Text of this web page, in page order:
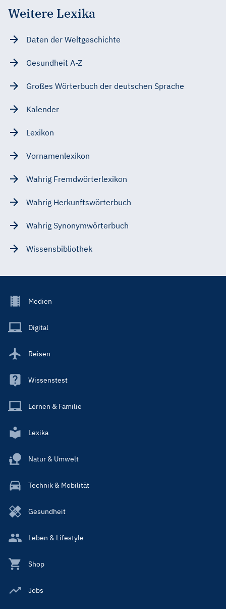
Weitere Lexika
Daten der Weltgeschichte
Gesundheit A-Z
Großes Wörterbuch der deutschen Sprache
Kalender
Lexikon
Vornamenlexikon
Wahrig Fremdwörterlexikon
Wahrig Herkunftswörterbuch
Wahrig Synonymwörterbuch
Wissensbibliothek
Footer
Main
Medien
Digital
Reisen
Wissenstest
Lernen & Familie
Lexika
Natur & Umwelt
Technik & Mobilität
Gesundheit
Leben & Lifestyle
Shop
Jobs